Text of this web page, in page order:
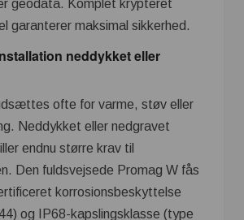
geodata. Komplet krypteret
garanterer maksimal sikkerhed.
neddykket eller
ofte for varme, støv eller
Neddykket eller nedgravet
endnu større krav til
Den fuldsvejsede Promag W fås
korrosionsbeskyttelse
og IP68-kapslingsklasse (type